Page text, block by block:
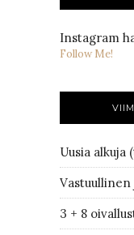
Instagram
Follow Me!
Uusia alkuja
Vastuullinen
3 + 8